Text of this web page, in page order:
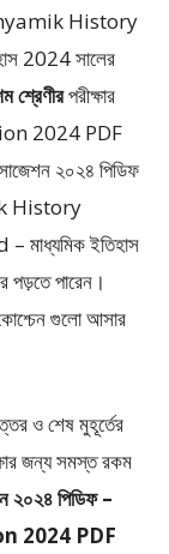
History
2024সালের
শ্রেণীরপরীক্ষার
2024 PDF
২০২৪ পিডিফ
History
ইতিহাস
পারেন।
গুলো আসার
ও শেষ মুহূর্তের
জন্য সমস্ত রকম
২০২৪ পিডিফ –
2024 PDF